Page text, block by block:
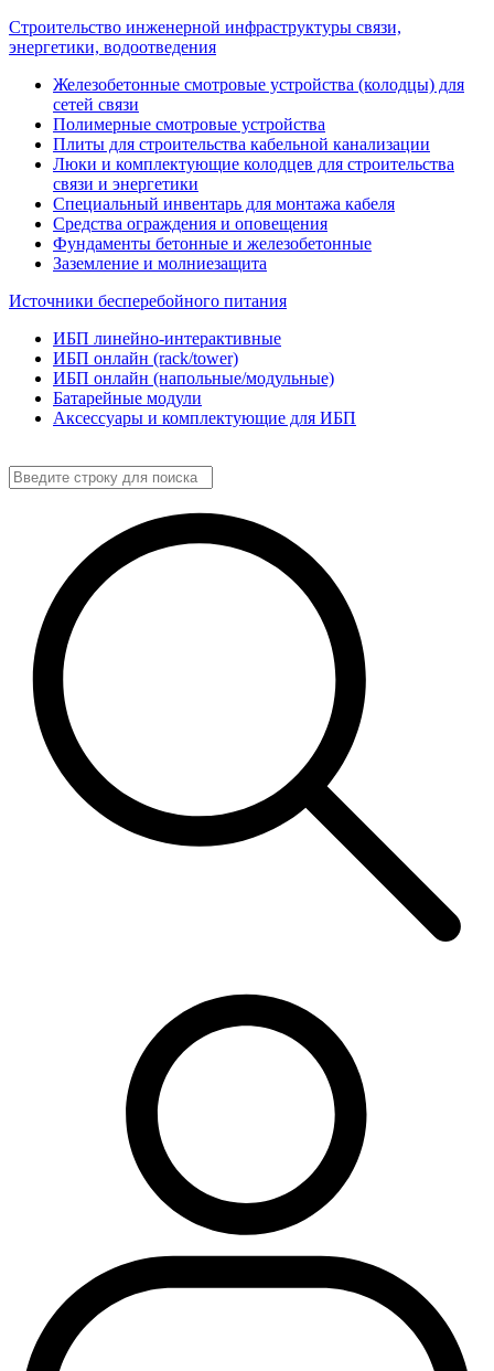
Строительство инженерной инфраструктуры связи,
энергетики, водоотведения
Железобетонные смотровые устройства (колодцы) для
сетей связи
Полимерные смотровые устройства
Плиты для строительства кабельной канализации
Люки и комплектующие колодцев для строительства
связи и энергетики
Специальный инвентарь для монтажа кабеля
Средства ограждения и оповещения
Фундаменты бетонные и железобетонные
Заземление и молниезащита
Источники бесперебойного питания
ИБП линейно-интерактивные
ИБП онлайн (rack/tower)
ИБП онлайн (напольные/модульные)
Батарейные модули
Аксессуары и комплектующие для ИБП